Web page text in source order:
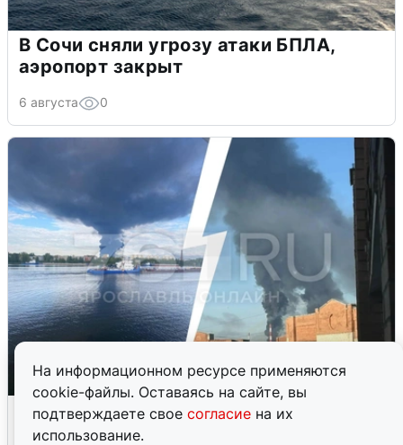
На информационном ресурсе применяются
cookie-файлы. Оставаясь на сайте, вы
подтверждаете свое согласие на их
использование.
В Сочи сняли угрозу атаки БПЛА,
аэропорт закрыт
6 августа 0
Ночная атака БПЛА на Ярославль:
попадания и последствия